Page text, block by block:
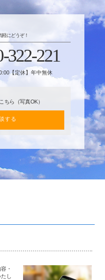
軽にどうぞ！
322-221
【定休】年中無休
ちら（写真OK）
する
・
し